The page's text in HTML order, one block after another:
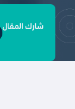
شارك المقال